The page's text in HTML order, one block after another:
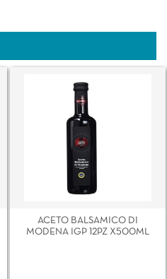
ACETO BALSAMICO DI
MODENA IGP 12PZ X500ML